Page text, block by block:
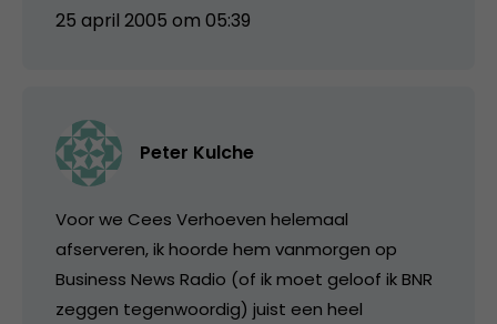
25 april 2005 om 05:39
Peter Kulche
Voor we Cees Verhoeven helemaal
afserveren, ik hoorde hem vanmorgen op
Business News Radio (of ik moet geloof ik BNR
zeggen tegenwoordig) juist een heel